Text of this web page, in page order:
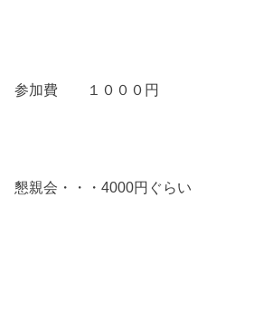
参加費 １０００円
懇親会・・・4000円ぐらい